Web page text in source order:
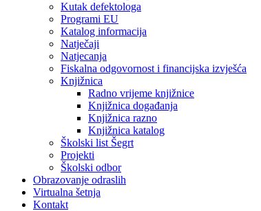
Kutak defektologa
Programi EU
Katalog informacija
Natječaji
Natjecanja
Fiskalna odgovornost i financijska izvješća
Knjižnica
Radno vrijeme knjižnice
Knjižnica događanja
Knjižnica razno
Knjižnica katalog
Školski list Šegrt
Projekti
Školski odbor
Obrazovanje odraslih
Virtualna šetnja
Kontakt